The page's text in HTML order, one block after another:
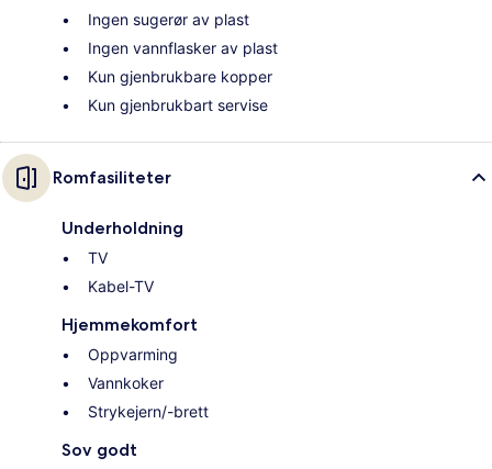
Ingen sugerør av plast
Ingen vannflasker av plast
Kun gjenbrukbare kopper
Kun gjenbrukbart servise
Romfasiliteter
Underholdning
TV
Kabel-TV
Hjemmekomfort
Oppvarming
Vannkoker
Strykejern/-brett
Sov godt